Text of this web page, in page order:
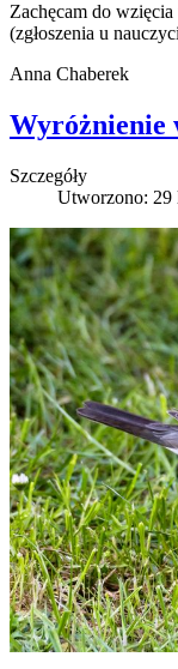
Zachęcam do
(zgłoszenia u
Anna Chaberek
Wyróżnienie
Szczegóły
Utworzono: 29